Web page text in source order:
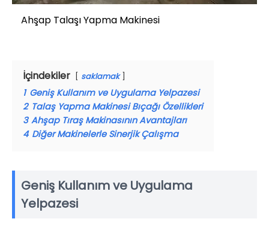
Ahşap Talaşı Yapma Makinesi
İçindekiler saklamak
1 Geniş Kullanım ve Uygulama Yelpazesi
2 Talaş Yapma Makinesi Bıçağı Özellikleri
3 Ahşap Tıraş Makinasının Avantajları
4 Diğer Makinelerle Sinerjik Çalışma
Geniş Kullanım ve Uygulama
Yelpazesi